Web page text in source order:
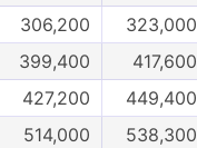
306,200
323,000
399,400
417,600
427,200
449,400
514,000
538,300